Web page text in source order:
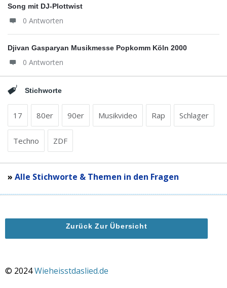
Song mit DJ-Plottwist
0 Antworten
Djivan Gasparyan Musikmesse Popkomm Köln 2000
0 Antworten
Stichworte
17 80er 90er Musikvideo Rap Schlager
Techno ZDF
» Alle Stichworte & Themen in den Fragen
Zurück Zur Übersicht
© 2024Wieheisstdaslied.de